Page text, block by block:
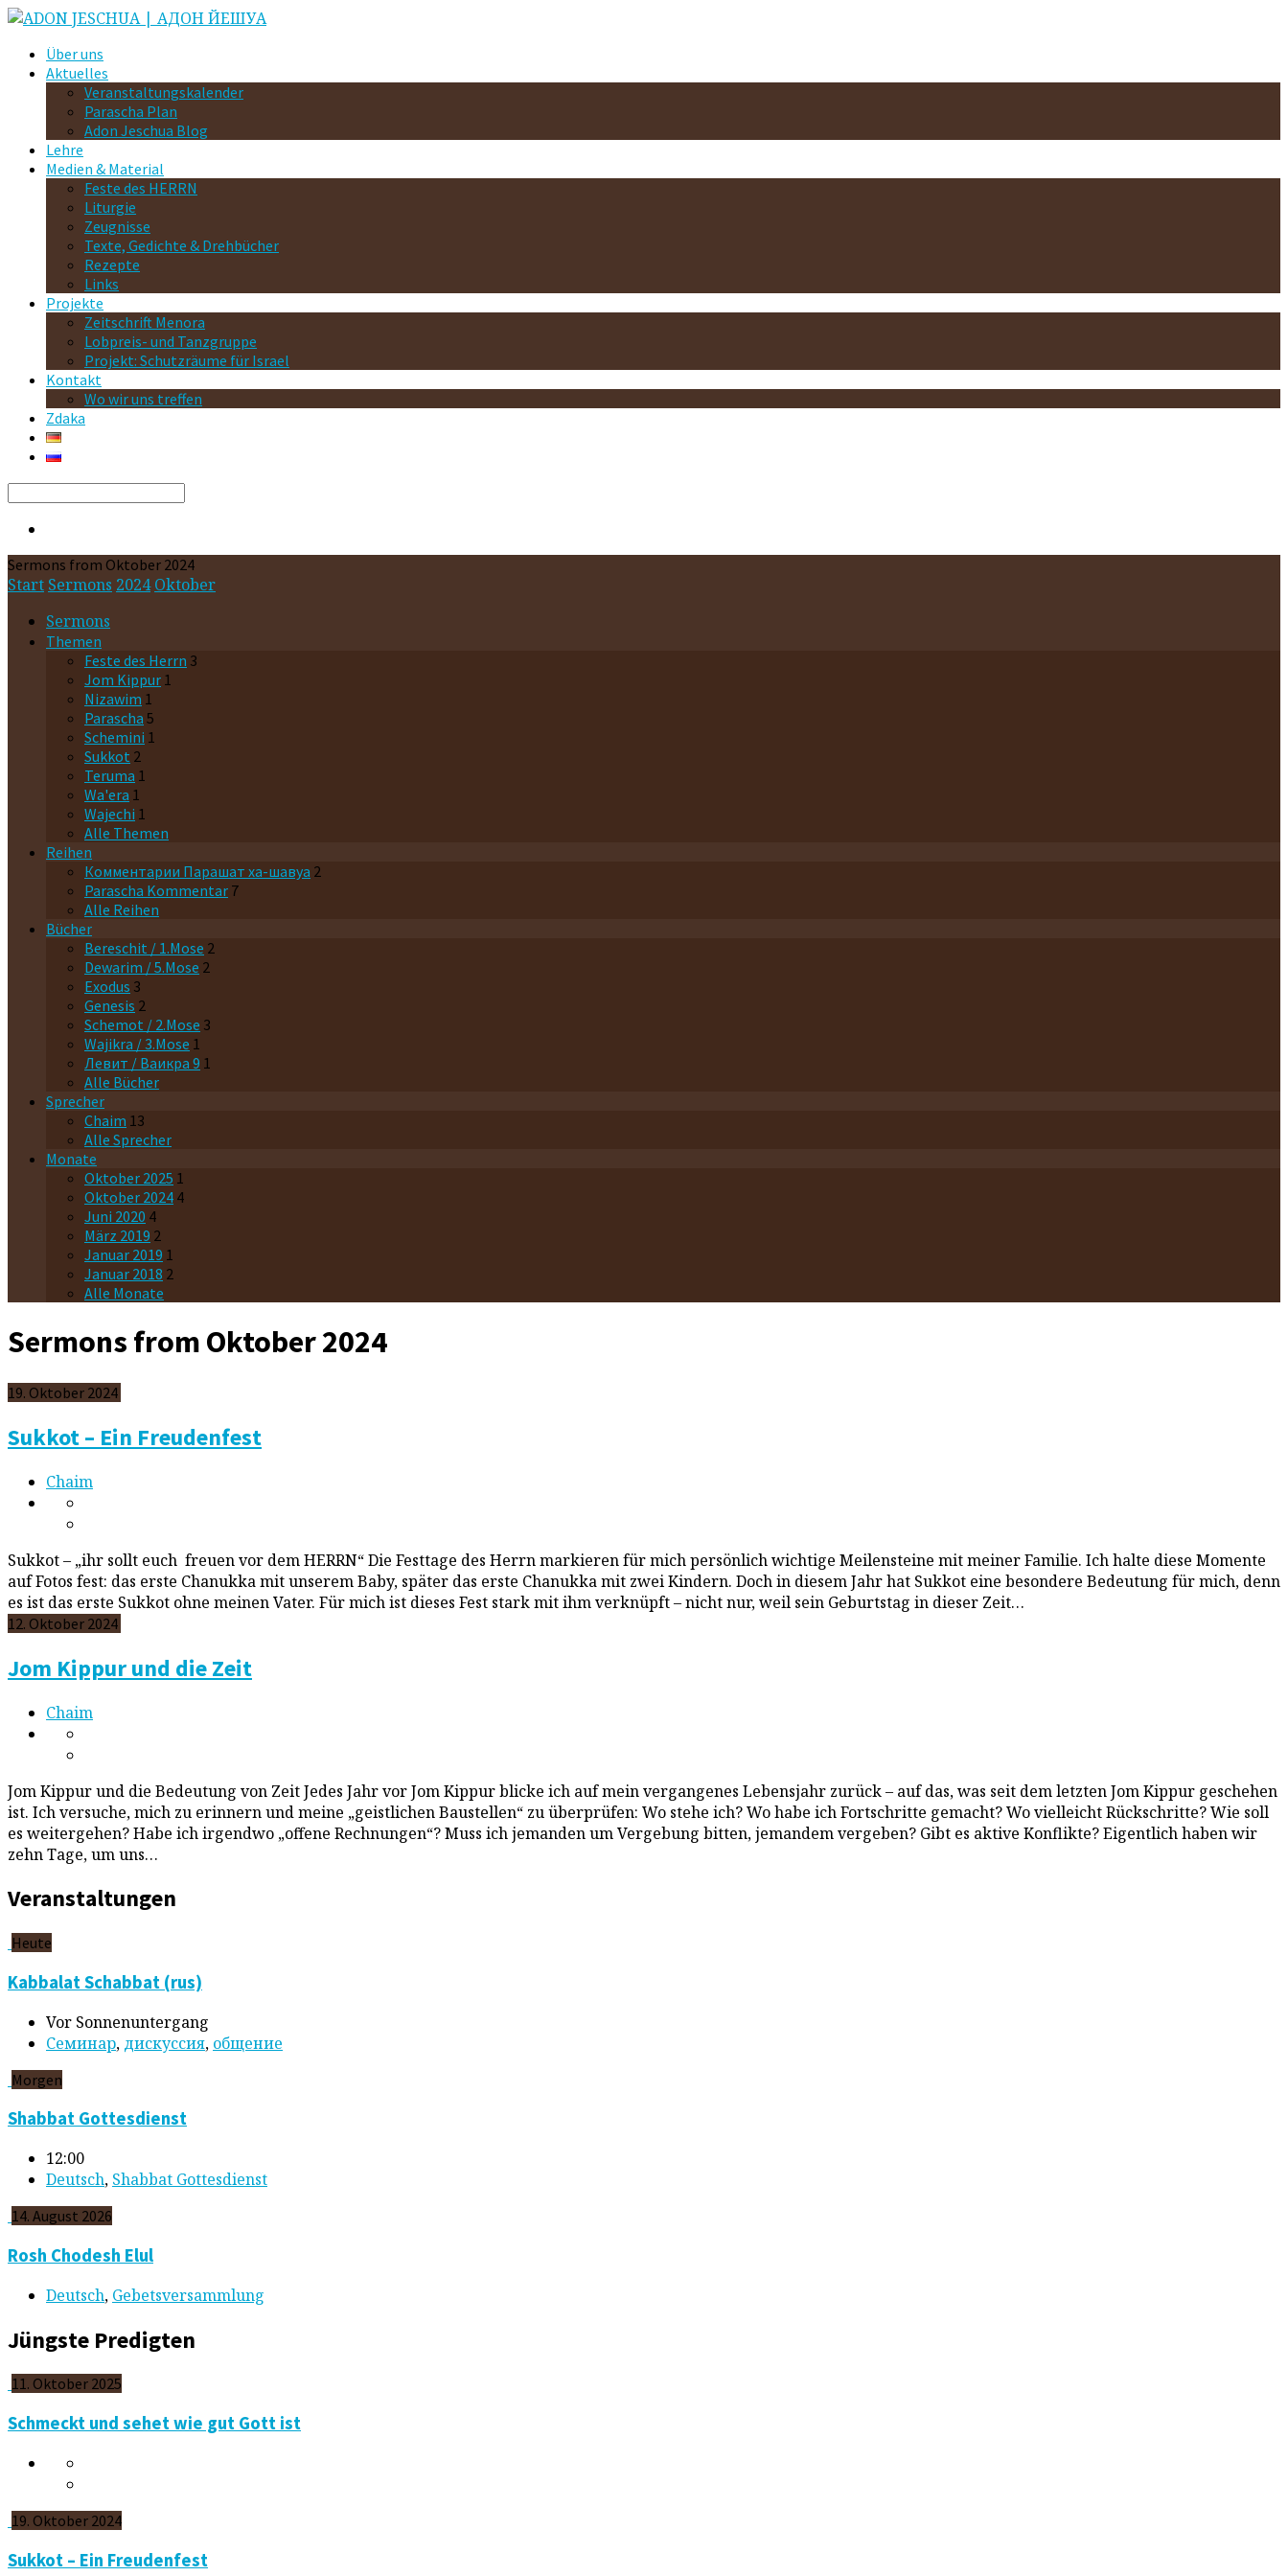
Über uns
Aktuelles
Veranstaltungskalender
Parascha Plan
Adon Jeschua Blog
Lehre
Medien & Material
Feste des HERRN
Liturgie
Zeugnisse
Texte, Gedichte & Drehbücher
Rezepte
Links
Projekte
Zeitschrift Menora
Lobpreis- und Tanzgruppe
Projekt: Schutzräume für Israel
Kontakt
Wo wir uns treffen
Zdaka
Search
Sermons from Oktober 2024
Start Sermons 2024 Oktober
Sermons
Themen
Feste des Herrn 3
Jom Kippur 1
Nizawim 1
Parascha 5
Schemini 1
Sukkot 2
Teruma 1
Wa'era 1
Wajechi 1
Alle Themen
Reihen
Комментарии Парашaт ха-шавyа 2
Parascha Kommentar 7
Alle Reihen
Bücher
Bereschit / 1.Mose 2
Dewarim / 5.Mose 2
Exodus 3
Genesis 2
Schemot / 2.Mose 3
Wajikra / 3.Mose 1
Левит / Ваикра 9 1
Alle Bücher
Sprecher
Chaim 13
Alle Sprecher
Monate
Oktober 2025 1
Oktober 2024 4
Juni 2020 4
März 2019 2
Januar 2019 1
Januar 2018 2
Alle Monate
Sermons from Oktober 2024
19. Oktober 2024
Sukkot – Ein Freudenfest
Chaim
Sukkot – „ihr sollt euch freuen vor dem HERRN“ Die Festtage des Herrn markieren für mich persönlich wichtige Meilensteine mit meiner Familie. Ich halte diese Momente
auf Fotos fest: das erste Chanukka mit unserem Baby, später das erste Chanukka mit zwei Kindern. Doch in diesem Jahr hat Sukkot eine besondere Bedeutung für mich, denn
es ist das erste Sukkot ohne meinen Vater. Für mich ist dieses Fest stark mit ihm verknüpft – nicht nur, weil sein Geburtstag in dieser Zeit…
12. Oktober 2024
Jom Kippur und die Zeit
Chaim
Jom Kippur und die Bedeutung von Zeit Jedes Jahr vor Jom Kippur blicke ich auf mein vergangenes Lebensjahr zurück – auf das, was seit dem letzten Jom Kippur geschehen
ist. Ich versuche, mich zu erinnern und meine „geistlichen Baustellen“ zu überprüfen: Wo stehe ich? Wo habe ich Fortschritte gemacht? Wo vielleicht Rückschritte? Wie soll
es weitergehen? Habe ich irgendwo „offene Rechnungen“? Muss ich jemanden um Vergebung bitten, jemandem vergeben? Gibt es aktive Konflikte? Eigentlich haben wir
zehn Tage, um uns…
Veranstaltungen
Heute
Kabbalat Schabbat (rus)
Vor Sonnenuntergang
Cеминар, дискуссия, общение
Morgen
Shabbat Gottesdienst
12:00
Deutsch, Shabbat Gottesdienst
14. August 2026
Rosh Chodesh Elul
Deutsch, Gebetsversammlung
Jüngste Predigten
11. Oktober 2025
Schmeckt und sehet wie gut Gott ist
19. Oktober 2024
Sukkot – Ein Freudenfest